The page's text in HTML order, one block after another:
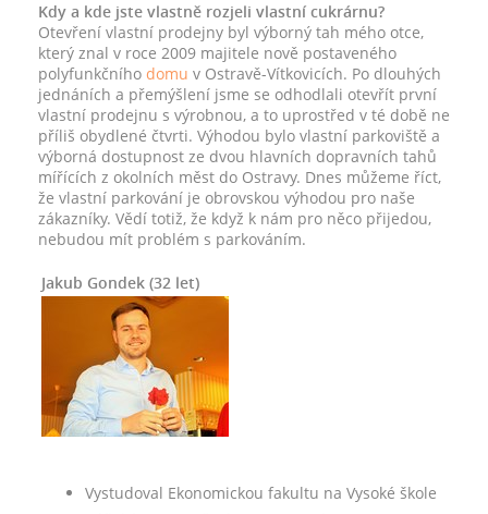
Kdy a kde jste vlastně rozjeli vlastní cukrárnu?
Otevření vlastní prodejny byl výborný tah mého otce,
který znal v roce 2009 majitele nově postaveného
polyfunkčního domu v Ostravě-Vítkovicích. Po dlouhých
jednáních a přemýšlení jsme se odhodlali otevřít první
vlastní prodejnu s výrobnou, a to uprostřed v té době ne
příliš obydlené čtvrti. Výhodou bylo vlastní parkoviště a
výborná dostupnost ze dvou hlavních dopravních tahů
mířících z okolních měst do Ostravy. Dnes můžeme říct,
že vlastní parkování je obrovskou výhodou pro naše
zákazníky. Vědí totiž, že když k nám pro něco přijedou,
nebudou mít problém s parkováním.
Jakub Gondek (32 let)
Vystudoval Ekonomickou fakultu na Vysoké škole